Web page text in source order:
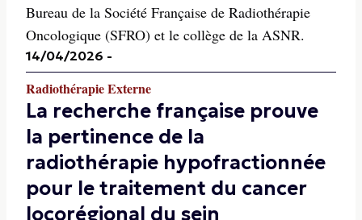
Bureau de la Société Française de Radiothérapie
Oncologique (SFRO) et le collège de la ASNR.
14/04/2026 -
Radiothérapie Externe
La recherche française prouve
la pertinence de la
radiothérapie hypofractionnée
pour le traitement du cancer
locorégional du sein